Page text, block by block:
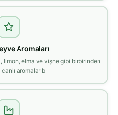
Aromaları
limon, elma ve vişne gibi birbirinden
aromalar b